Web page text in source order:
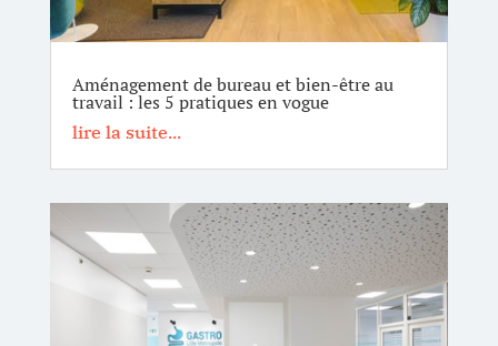
Aménagement de bureau et bien-être au
travail : les 5 pratiques en vogue
lire la suite...